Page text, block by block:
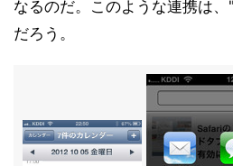
なるのだ。このような連携は
だろう。